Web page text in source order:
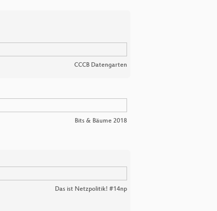
CCCB Datengarten
Bits & Bäume 2018
Das ist Netzpolitik! #14np